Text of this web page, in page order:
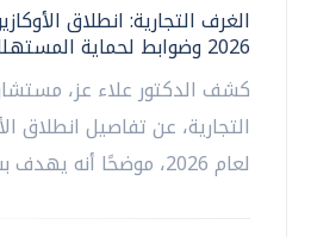
الغرف التجارية: انطلاق
2026 وضوابط لحماية المستهلك
كشف الدكتور علاء عز،
التجارية، عن تفاصيل انطلاق
لعام 2026، موضحًا أنه يهدف بشكل...